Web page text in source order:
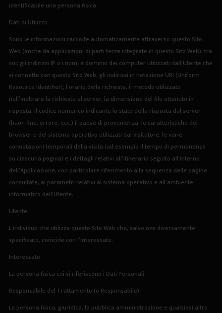
identificabile una persona fisica.
Dati di Utilizzo
Sono le informazioni raccolte automaticamente attraverso questo Sito
Web (anche da applicazioni di parti terze integrate in questo Sito Web), tra
cui: gli indirizzi IP o i nomi a dominio dei computer utilizzati dall’Utente che
si connette con questo Sito Web, gli indirizzi in notazione URI (Uniform
Resource Identifier), l’orario della richiesta, il metodo utilizzato
nell’inoltrare la richiesta al server, la dimensione del file ottenuto in
risposta, il codice numerico indicante lo stato della risposta dal server
(buon fine, errore, ecc.) il paese di provenienza, le caratteristiche del
browser e del sistema operativo utilizzati dal visitatore, le varie
connotazioni temporali della visita (ad esempio il tempo di permanenza
su ciascuna pagina) e i dettagli relativi all’itinerario seguito all’interno
dell’Applicazione, con particolare riferimento alla sequenza delle pagine
consultate, ai parametri relativi al sistema operativo e all’ambiente
informatico dell’Utente.
Utente
L’individuo che utilizza questo Sito Web che, salvo ove diversamente
specificato, coincide con l’Interessato.
Interessato
La persona fisica cui si riferiscono i Dati Personali.
Responsabile del Trattamento (o Responsabile)
La persona fisica, giuridica, la pubblica amministrazione e qualsiasi altro